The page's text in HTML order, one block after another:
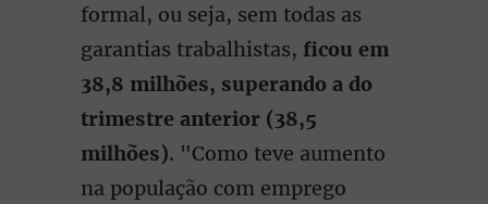
formal, ou seja, sem todas as
garantias trabalhistas, ficou em
38,8 milhões, superando a do
trimestre anterior (38,5
milhões). "Como teve aumento
na população com emprego